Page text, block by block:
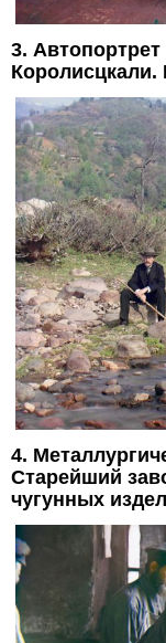
3. Автопортрет
Королисцкали.
4.
Старейший
чугунных